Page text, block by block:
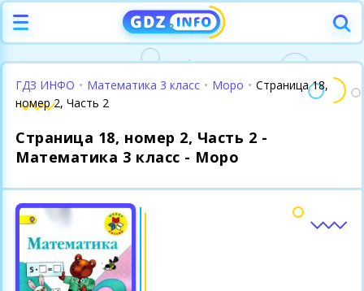
ГДЗ ИНФО • Математика 3 класс • Моро • Страница 18,
номер 2, Часть 2
Страница 18, номер 2, Часть 2 -
Математика 3 класс - Моро